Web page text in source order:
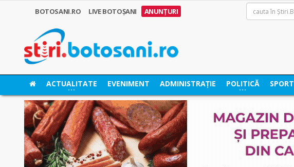
BOTOSANI.RO LIVE BOTOȘANI ANUNȚURI
ACTUALITATE EVENIMENT ADMINISTRAȚIE POLITICĂ SPORT